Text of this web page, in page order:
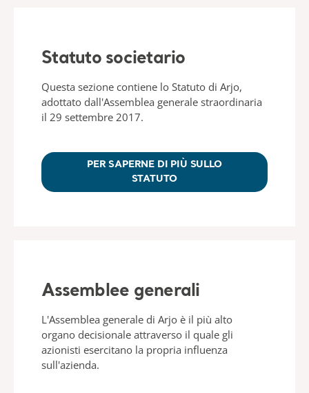
Statuto societario
Questa sezione contiene lo Statuto di Arjo,
adottato dall'Assemblea generale straordinaria
il 29 settembre 2017.
PER SAPERNE DI PIÙ SULLO
STATUTO
Assemblee generali
L'Assemblea generale di Arjo è il più alto
organo decisionale attraverso il quale gli
azionisti esercitano la propria influenza
sull'azienda.